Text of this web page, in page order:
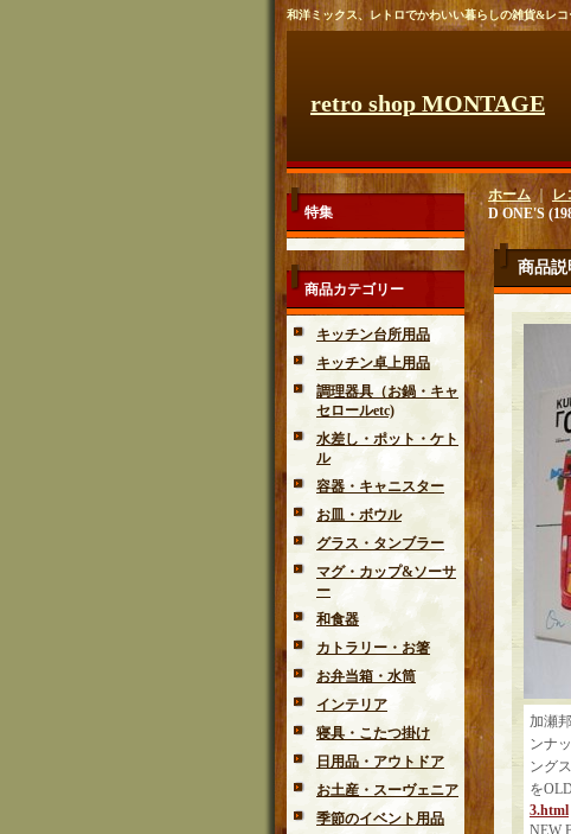
和洋ミックス、レトロでかわいい暮らしの雑貨&レコ
retro shop MONTAGE
特集
商品カテゴリー
キッチン台所用品
キッチン卓上用品
調理器具（お鍋・キャ
セロールetc)
水差し・ポット・ケト
ル
容器・キャニスター
お皿・ボウル
グラス・タンブラー
マグ・カップ&ソーサ
ー
和食器
カトラリー・お箸
お弁当箱・水筒
インテリア
寝具・こたつ掛け
日用品・アウトドア
お土産・スーヴェニア
季節のイベント用品
ホーム｜ レ
D ONE'S
商品説
加瀬
ンナ
ング
を
3.html
NEW